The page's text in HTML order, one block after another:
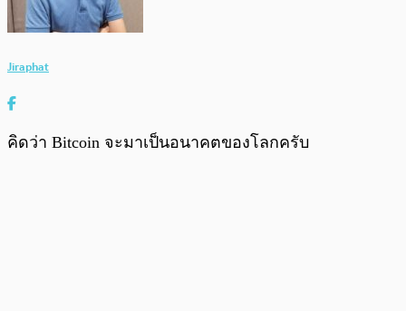
Jiraphat
คิดว่า Bitcoin จะมาเป็นอนาคตของโลกครับ